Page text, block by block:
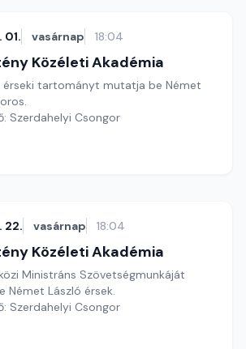
01. vasárnap 18:04
Közéleti Akadémia
érseki tartományt mutatja be Német
Szerdahelyi Csongor
22. vasárnap 18:04
Közéleti Akadémia
Ministráns Szövetségmunkáját
Német László érsek.
Szerdahelyi Csongor